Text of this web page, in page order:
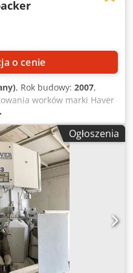
o cenie
, Rok budowy: 2007,
worków marki Haver
maszyna testowa do
proszkowych,
MEC 3. Zakres ważenia:
masa napełniania worka:
180 szt./godz., maks.
napełniania
2-warstwowy papier/PE z
dostępna. Możliwość
Dv Sofx Amrsk
Ogłoszenia